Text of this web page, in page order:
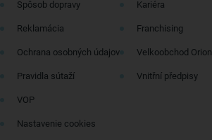
Spôsob dopravy
Reklamácia
Ochrana osobných údajov
Pravidla sútaží
VOP
Nastavenie cookies
Kariéra
Franchising
Velkoobchod Orion
Vnitřní předpisy